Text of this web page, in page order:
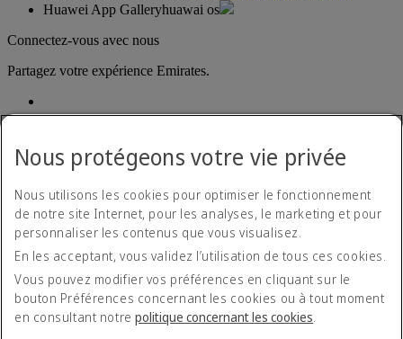
Huawei App Galleryhuawai os
Connectez-vous avec nous
Partagez votre expérience Emirates.
Déclaration d'accessibilité
Politique de confidentialité
Conditions générales
Politique en matière de cookies
Cyber-sécurité
Déclaration de transparence vis-à-vis de la loi sur l’esclavage
Nous protégeons votre vie privée
Nous utilisons les cookies pour optimiser le fonctionnement
de notre site Internet, pour les analyses, le marketing et pour
personnaliser les contenus que vous visualisez.
En les acceptant, vous validez l’utilisation de tous ces cookies.
Vous pouvez modifier vos préférences en cliquant sur le
bouton Préférences concernant les cookies ou à tout moment
en consultant notrepolitique concernant les cookies.